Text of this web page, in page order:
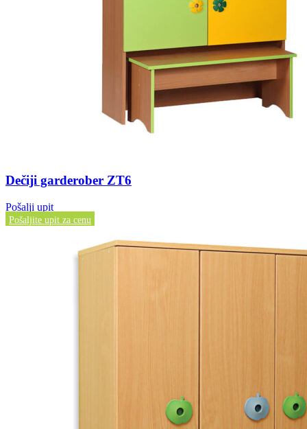
Dečiji garderober ZT6
Pošalji upit
Pošaljite upit za cenu